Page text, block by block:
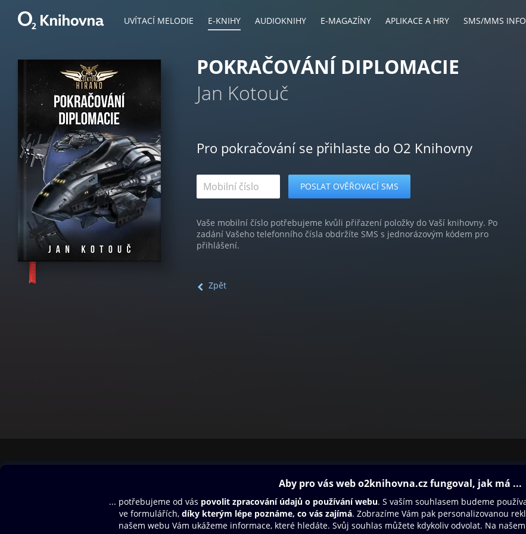
UVÍTACÍ MELODIE E-KNIHY AUDIOKNIHY E-MAGAZÍNY APLIKACE A HRY SMS/MMS INFO
POKRAČOVÁNÍ DIPLOMACIE
Jan Kotouč
Pro pokračování se přihlaste do O2 Knihovny
Vaše mobilní číslo potřebujeme kvůli přiřazení položky do Vaší knihovny. Po
zadání Vašeho telefonního čísla obdržíte SMS s jednorázovým kódem pro
přihlášení.
Zpět
Aplikace a hry
SMS/MMS Info
Blog
Dárkový poukaz
Nápověda
Oneplay Originály
Sport